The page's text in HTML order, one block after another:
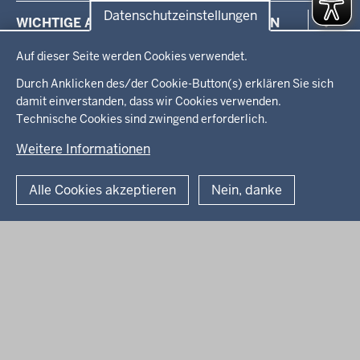
Datenschutzeinstellungen
Auf dieser Seite werden Cookies verwendet.
Durch Anklicken des/der Cookie-Button(s) erklären Sie sich
damit einverstanden, dass wir Cookies verwenden.
Technische Cookies sind zwingend erforderlich.
Weitere Informationen
Alle Cookies akzeptieren Nein, danke
Selbsthilfe
Wichtige Adressen
Pressemitteilungen & Presseinformationen
Pressefotos
Pressekontakt
WICHTIGE ADRESSEN & ANLAUFSTELLEN
Koordinierungsstelle
Monitoring- und Beschwerdestelle
Kommunale Beauftragte
Beratung EUTB®
Ombudsstelle
Anfahrt
Broschürenservice
Newsletter
© 2026 Beauftragte für Menschen mit Behinderung sowie für
Patientinnen und Patienten in NRW